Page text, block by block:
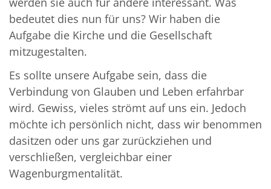
bedeutet dies nun für uns? Wir haben die
Aufgabe die Kirche und die Gesellschaft
mitzugestalten.
Es sollte unsere Aufgabe sein, dass die
Verbindung von Glauben und Leben erfahrbar
wird. Gewiss, vieles strömt auf uns ein. Jedoch
möchte ich persönlich nicht, dass wir benommen
dasitzen oder uns gar zurückziehen und
verschließen, vergleichbar einer
Wagenburgmentalität.